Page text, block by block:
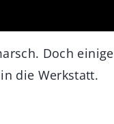
Doch einige
die Werkstatt.